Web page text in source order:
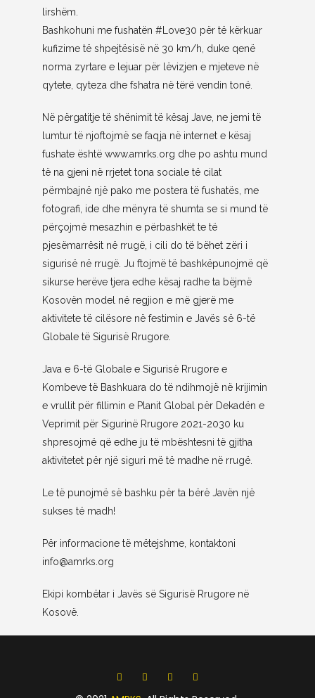
lirshëm.
Bashkohuni me fushatën #Love30 për të kërkuar
kufizime të shpejtësisë në 30 km/h, duke qenë
norma zyrtare e lejuar për lëvizjen e mjeteve në
qytete, qyteza dhe fshatra në tërë vendin tonë.
Në përgatitje të shënimit të kësaj Jave, ne jemi të
lumtur të njoftojmë se faqja në internet e kësaj
fushate është www.amrks.org dhe po ashtu mund
të na gjeni në rrjetet tona sociale të cilat
përmbajnë një pako me postera të fushatës, me
fotografi, ide dhe mënyra të shumta se si mund të
përçojmë mesazhin e përbashkët te të
pjesëmarrësit në rrugë, i cili do të bëhet zëri i
sigurisë në rrugë. Ju ftojmë të bashkëpunojmë që
sikurse herëve tjera edhe kësaj radhe ta bëjmë
Kosovën model në regjion e më gjerë me
aktivitete të cilësore në festimin e Javës së 6-të
Globale të Sigurisë Rrugore.
Java e 6-të Globale e Sigurisë Rrugore e
Kombeve të Bashkuara do të ndihmojë në krijimin
e vrullit për fillimin e Planit Global për Dekadën e
Veprimit për Sigurinë Rrugore 2021-2030 ku
shpresojmë që edhe ju të mbështesni të gjitha
aktivitetet për një siguri më të madhe në rrugë.
Le të punojmë së bashku për ta bërë Javën një
sukses të madh!
Për informacione të mëtejshme, kontaktoni
info@amrks.org
Ekipi kombëtar i Javës së Sigurisë Rrugore në
Kosovë.